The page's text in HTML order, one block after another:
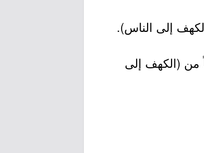
إلى الناس).
من (الكهف إلى